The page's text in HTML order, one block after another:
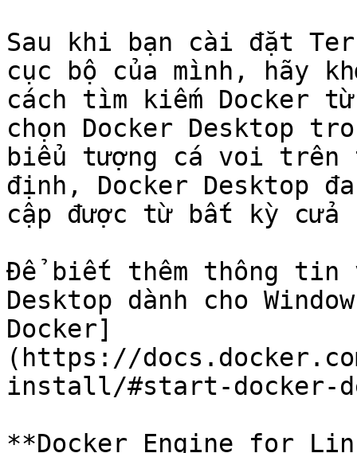
Sau khi bạn cài đặt
cục bộ của mình, hãy
cách tìm kiếm Docker
chọn Docker Desktop
biểu tượng cá voi trên
định, Docker Desktop
cập được từ bất kỳ cửa
Để biết thêm thông tin
Desktop dành cho
Docker]
(https://
install/#start-docker-
**Docker Engine for